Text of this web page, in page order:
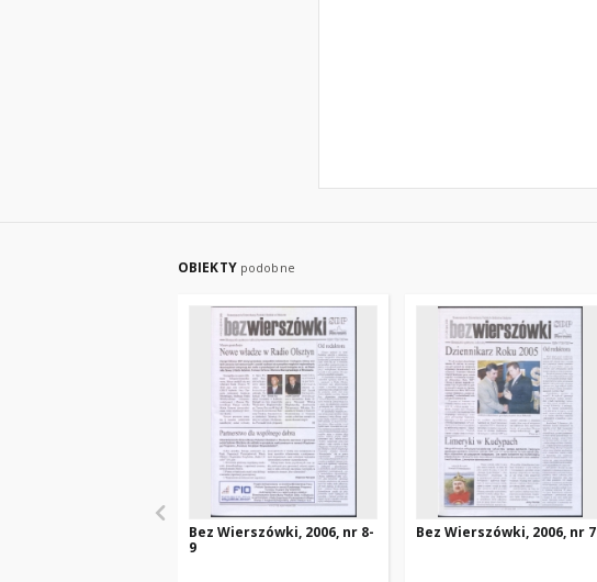
OBIEKTY podobne
Bez Wierszówki, 2006, nr 8-
9
Bez Wierszówki, 2006, nr 7